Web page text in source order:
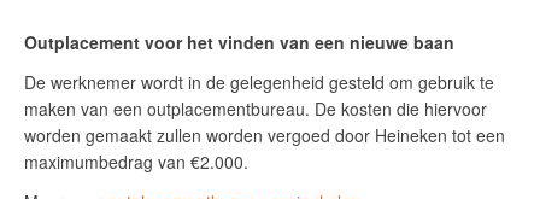
Outplacement voor het vinden van een nieuwe baan
De werknemer wordt in de gelegenheid gesteld om gebruik te
maken van een outplacementbureau. De kosten die hiervoor
worden gemaakt zullen worden vergoed door Heineken tot een
maximumbedrag van €2.000.